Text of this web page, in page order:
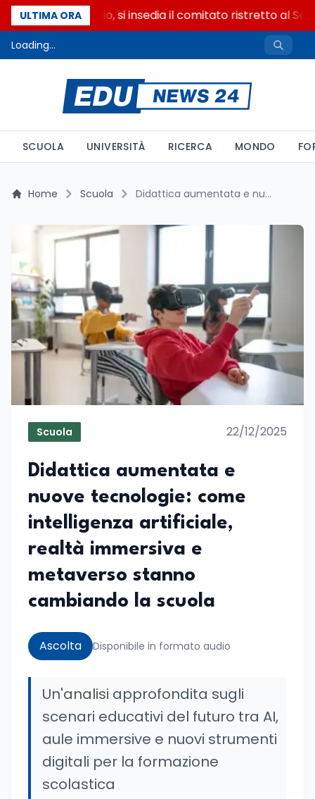
ULTIMA ORA
Riforma del calcio, si insedia il comitato ristretto al
Loading...
SCUOLA UNIVERSITÀ RICERCA MONDO
Home Scuola Didattica aumentata e nuove tecnologie: come intelligenza artificiale, realtà immersiva e metaverso stanno cambiando la scuola
Scuola 22/12/2025
Didattica aumentata e
nuove tecnologie: come
intelligenza artificiale,
realtà immersiva e
metaverso stanno
cambiando la scuola
Ascolta Disponibile in formato audio
Un'analisi approfondita sugli
scenari educativi del futuro tra AI,
aule immersive e nuovi strumenti
digitali per la formazione
scolastica